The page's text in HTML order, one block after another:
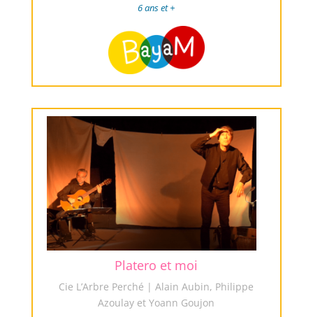
6 ans et +
Platero et moi
Cie L’Arbre Perché | Alain Aubin, Philippe
Azoulay et Yoann Goujon